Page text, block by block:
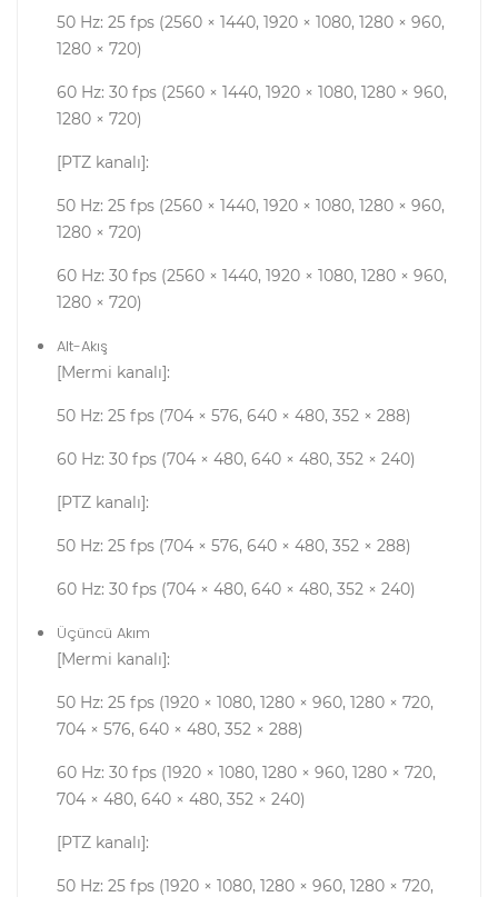
50 Hz: 25 fps (2560 × 1440, 1920 × 1080, 1280 × 960,
1280 × 720)
60 Hz: 30 fps (2560 × 1440, 1920 × 1080, 1280 × 960,
1280 × 720)
[PTZ kanalı]:
50 Hz: 25 fps (2560 × 1440, 1920 × 1080, 1280 × 960,
1280 × 720)
60 Hz: 30 fps (2560 × 1440, 1920 × 1080, 1280 × 960,
1280 × 720)
Alt-Akış
[Mermi kanalı]:
50 Hz: 25 fps (704 × 576, 640 × 480, 352 × 288)
60 Hz: 30 fps (704 × 480, 640 × 480, 352 × 240)
[PTZ kanalı]:
50 Hz: 25 fps (704 × 576, 640 × 480, 352 × 288)
60 Hz: 30 fps (704 × 480, 640 × 480, 352 × 240)
Üçüncü Akım
[Mermi kanalı]:
50 Hz: 25 fps (1920 × 1080, 1280 × 960, 1280 × 720,
704 × 576, 640 × 480, 352 × 288)
60 Hz: 30 fps (1920 × 1080, 1280 × 960, 1280 × 720,
704 × 480, 640 × 480, 352 × 240)
[PTZ kanalı]:
50 Hz: 25 fps (1920 × 1080, 1280 × 960, 1280 × 720,